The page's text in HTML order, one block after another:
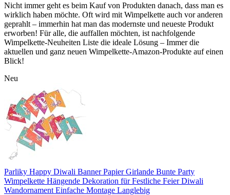
Nicht immer geht es beim Kauf von Produkten danach, dass man es
wirklich haben möchte. Oft wird mit Wimpelkette auch vor anderen
geprahlt – immerhin hat man das modernste und neueste Produkt
erworben! Für alle, die auffallen möchten, ist nachfolgende
Wimpelkette-Neuheiten Liste die ideale Lösung – Immer die
aktuellen und ganz neuen Wimpelkette-Amazon-Produkte auf einen
Blick!
Neu
Parliky Happy Diwali Banner Papier Girlande Bunte Party
Wimpelkette Hängende Dekoration für Festliche Feier Diwali
Wandornament Einfache Montage Langlebig